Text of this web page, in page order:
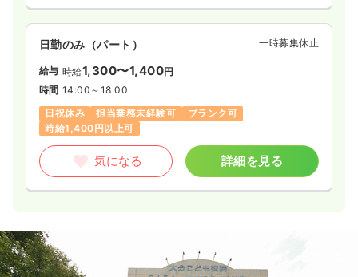
時間 8:30～17:30
時給1,200円以上可
気になる 詳細を見る
日勤のみ（常勤）
給与 25.0 /月 賞与3.7ヶ月
日勤のみ（パート） 一時募集休止
給与 時給1,300〜1,400円
時間 14:00～18:00
日祝休み
担当業務未経験可
ブランク可
時給1,400円以上可
気になる 詳細を見る